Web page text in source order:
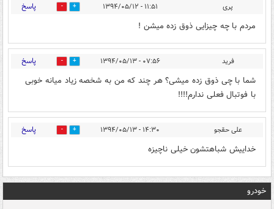
پری ۱۱:۵۱ - ۱۳۹۴/۰۵/۱۲ 0 پاسخ
مردم با چه چیزایی ذوق زده میشن !
فرید ۰۷:۵۶ - ۱۳۹۴/۰۵/۱۳ 0 پاسخ
شما با چی ذوق زده میشی؟ هر چند که من به شخصه زیاد میانه خوبی
با فوتبال فعلی ندارم!!!!
علی حقجو ۱۴:۳۰ - ۱۳۹۴/۰۵/۱۳ 0 پاسخ
خداییش شباهتشون خیلی ناچیزه
خودرو